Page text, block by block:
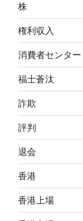
株
権利収入
消費者センター
福士蒼汰
詐欺
評判
退会
香港
香港上場